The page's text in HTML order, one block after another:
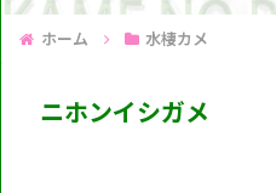
ホーム 水棲カメ
ニホンイシガメ